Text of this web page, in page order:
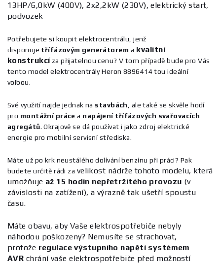
13HP/6,0kW(400V), 2x2,2kW (230V), elektrický start,
podvozek
Potřebujete si koupit elektrocentrálu, jenž
disponuje třífázovým generátorem a kvalitní
konstrukcí za přijatelnou cenu? V tom případě bude pro Vás
tento model elektrocentrály Heron 8896414 tou ideální
volbou.
Své využití najde jednak na stavbách
, ale také se skvěle hodí
pro montážní práce a napájení třífázových svařovacích
agregátů. Okrajově se dá používat i jako zdroj elektrické
energie pro mobilní servisní střediska.
Máte už po krk neustálého dolívání benzínu při práci? Pak
budete určitě rádi za velikost nádrže tohoto modelu, která
umožňuje až 15 hodin nepřetržitého provozu (v
závislosti na zatížení), a výrazně tak ušetří spoustu
času.
Máte obavu, aby Vaše elektrospotřebiče nebyly
náhodou poškozeny? Nemusíte se strachovat,
protože regulace výstupního napětí systémem
AVR chrání vaše elektrospotřebiče před možností